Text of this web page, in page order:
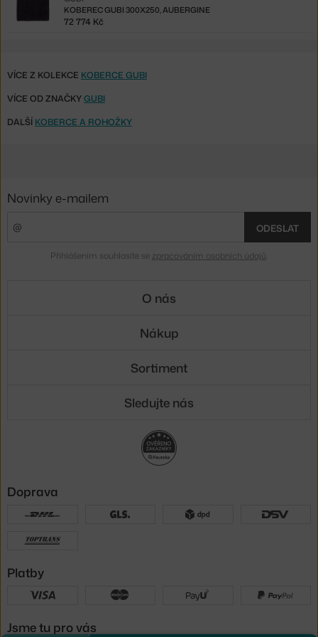
KOBEREC GUBI 300X250, AUBERGINE
72 774 Kč
VÍCE Z KOLEKCE KOBERCE GUBI
VÍCE OD ZNAČKYGUBI
DALŠÍ KOBERCE A ROHOŽKY
Novinky e-mailem
ODESLAT
Přihlášením souhlasíte se zpracováním osobních údajů
O nás
Nákup
Sortiment
Sledujte nás
Doprava
Platby
Jsme tu pro vás